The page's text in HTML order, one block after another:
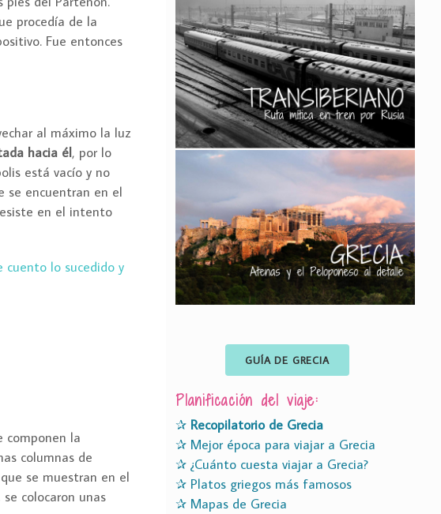
procedía de la
Fue entonces
al máximo la luz
hacia él, por lo
está vacío y no
se encuentran en el
en el intento
cuento lo sucedido y
componen la
columnas de
se muestran en el
colocaron unas
GUÍA DE GRECIA
Planificación del viaje:
✰ Recopilatorio de Grecia
✰ Mejor época para viajar a Grecia
✰ ¿Cuánto cuesta viajar a Grecia?
✰ Platos griegos más famosos
✰ Mapas de Grecia